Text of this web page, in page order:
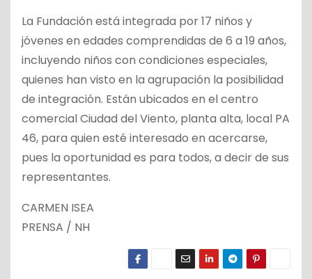
La Fundación está integrada por 17 niños y
jóvenes en edades comprendidas de 6 a 19 años,
incluyendo niños con condiciones especiales,
quienes han visto en la agrupación la posibilidad
de integración. Están ubicados en el centro
comercial Ciudad del Viento, planta alta, local PA
46, para quien esté interesado en acercarse,
pues la oportunidad es para todos, a decir de sus
representantes.
CARMEN ISEA
PRENSA / NH